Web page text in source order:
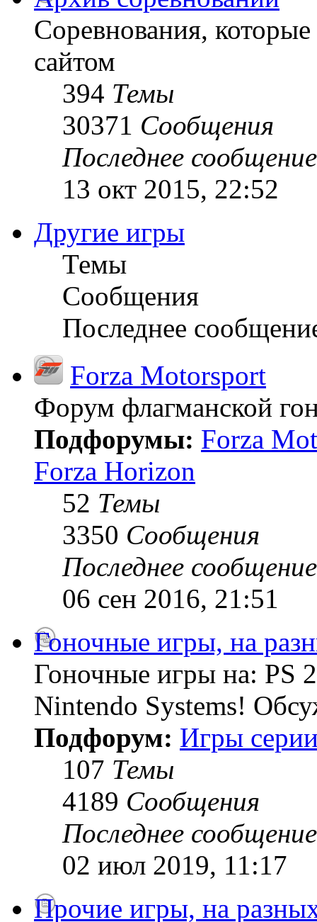
Соревнования,
сайтом
394 Темы
30371 Сообщения
Последнее сообщение
13 окт 2015, 22:52
Другие игры
Темы
Сообщения
Последнее
Forza Motorsport
Форум флагманской
Подфорумы: Forza
Forza Horizon
52 Темы
3350 Сообщения
Последнее сообщение
06 сен 2016, 21:51
Гоночные игры, на
Гоночные игры на: PS
Nintendo Systems!
Подфорум: Игры
107 Темы
4189 Сообщения
Последнее сообщение
02 июл 2019, 11:17
Прочие игры, на